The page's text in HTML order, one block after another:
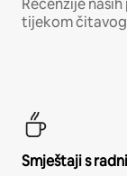
Recenzije
tijekom čitavog
Smještaji s